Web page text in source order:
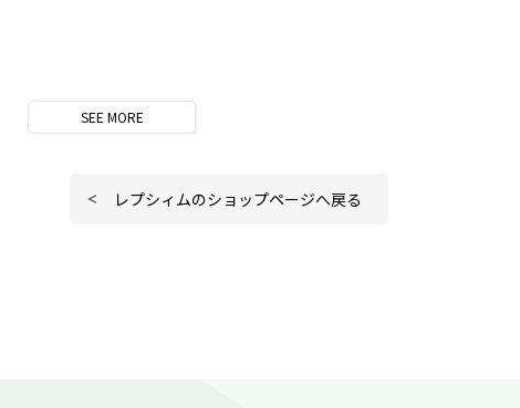
SEE MORE
レプシィムのショップページへ戻る